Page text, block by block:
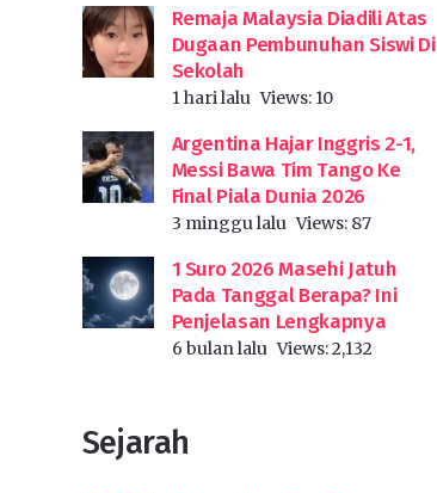
Remaja Malaysia Diadili Atas
Dugaan Pembunuhan Siswi Di
Sekolah
1 hari lalu Views: 10
Argentina Hajar Inggris 2-1,
Messi Bawa Tim Tango Ke
Final Piala Dunia 2026
3 minggu lalu Views: 87
1 Suro 2026 Masehi Jatuh
Pada Tanggal Berapa? Ini
Penjelasan Lengkapnya
6 bulan lalu Views:2,132
Sejarah